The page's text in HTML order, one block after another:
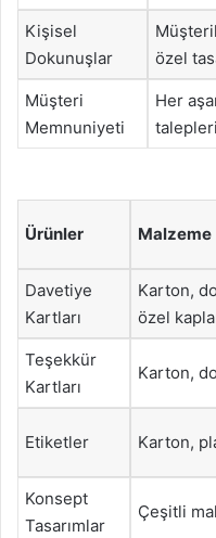
Kişisel
Dokunuşlar
özel
Müşteri
Memnuniyeti
Her
Ürünler Malzeme
Davetiye
Kartları
Karton,
özel
Teşekkür
Kartları
Karton,
Etiketler Karton,
Konsept
Tasarımlar
Çeşitli